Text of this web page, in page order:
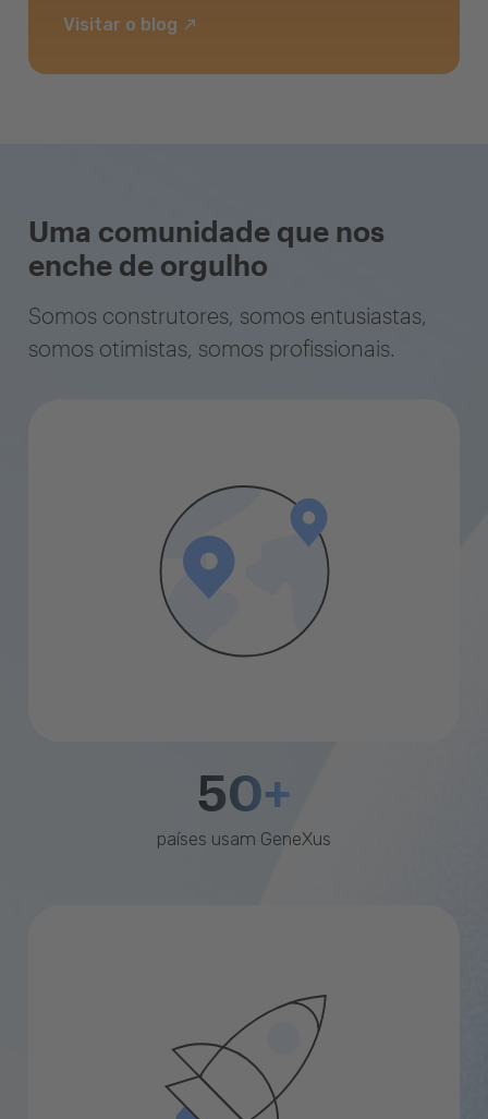
Visitar o blog
Uma comunidade que nos
enche de orgulho
Somos construtores, somos entusiastas,
somos otimistas, somos profissionais.
50+
países usam GeneXus